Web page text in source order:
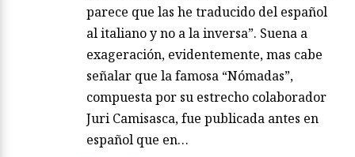
parece que las he traducido del español
al italiano y no a la inversa”. Suena a
exageración, evidentemente, mas cabe
señalar que la famosa “Nómadas”,
compuesta por su estrecho colaborador
Juri Camisasca, fue publicada antes en
español que en…